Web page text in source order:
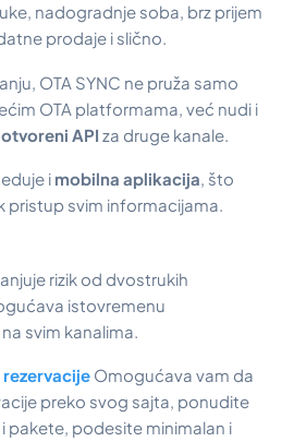
nadogradnje soba, brz prijem
prodaje i slično.
OTA SYNC ne pruža samo
OTA platformama, već nudi i
API za druge kanale.
i mobilna aplikacija, što
pristup svim informacijama.
rizik od dvostrukih
istovremenu
svim kanalima.
rezervacije Omogućava vam da
preko svog sajta, ponudite
pakete, podesite minimalan i